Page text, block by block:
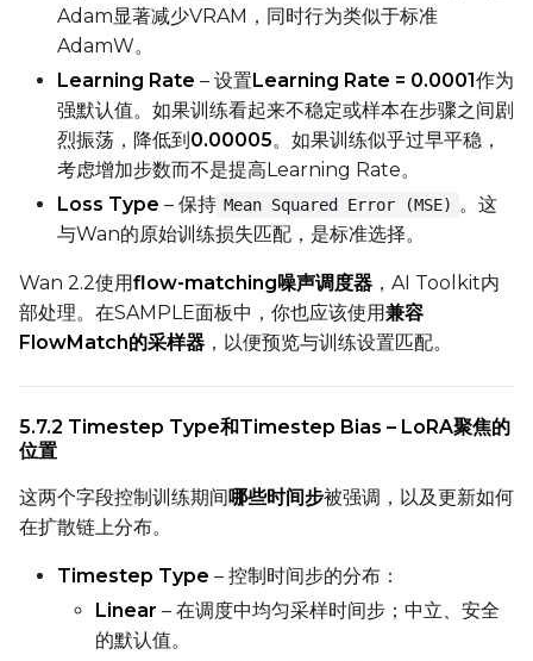
Adam显著减少VRAM，同时行为类似于标准
AdamW。
Learning Rate – 设置Learning Rate = 0.0001作为
强默认值。如果训练看起来不稳定或样本在步骤之间剧
烈振荡，降低到0.00005。如果训练似乎过早平稳，
考虑增加步数而不是提高Learning Rate。
Loss Type – 保持 Mean Squared Error (MSE) 。这
与Wan的原始训练损失匹配，是标准选择。
Wan 2.2使用flow-matching噪声调度器 ，AI Toolkit内
部处理。在SAMPLE面板中，你也应该使用兼容
FlowMatch的采样器 ，以便预览与训练设置匹配。
5.7.2 Timestep Type和Timestep Bias – LoRA聚焦的
位置
这两个字段控制训练期间哪些时间步被强调，以及更新如何
在扩散链上分布。
Timestep Type – 控制时间步的分布：
Linear – 在调度中均匀采样时间步；中立、安全
的默认值。